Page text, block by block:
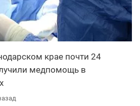
крае почти 24
медпомощь в